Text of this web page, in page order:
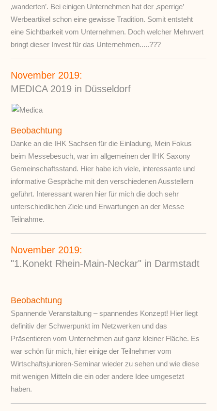
‚wanderten’. Bei einigen Unternehmen hat der ‚sperrige’
Werbeartikel schon eine gewisse Tradition. Somit entsteht
eine Sichtbarkeit vom Unternehmen. Doch welcher Mehrwert
bringt dieser Invest für das Unternehmen.....???
November 2019:
MEDICA 2019 in Düsseldorf
Beobachtung
Danke an die IHK Sachsen für die Einladung, Mein Fokus
beim Messebesuch, war im allgemeinen der IHK Saxony
Gemeinschaftsstand. Hier habe ich viele, interessante und
informative Gespräche mit den verschiedenen Ausstellern
geführt. Interessant waren hier für mich die doch sehr
unterschiedlichen Ziele und Erwartungen an der Messe
Teilnahme.
November 2019:
"1.Konekt Rhein-Main-Neckar" in Darmstadt
Beobachtung
Spannende Veranstaltung – spannendes Konzept! Hier liegt
definitiv der Schwerpunkt im Netzwerken und das
Präsentieren vom Unternehmen auf ganz kleiner Fläche. Es
war schön für mich, hier einige der Teilnehmer vom
Wirtschaftsjunioren-Seminar wieder zu sehen und wie diese
mit wenigen Mitteln die ein oder andere Idee umgesetzt
haben.